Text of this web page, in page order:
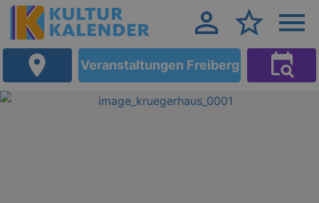
Veranstaltungen Freiberg